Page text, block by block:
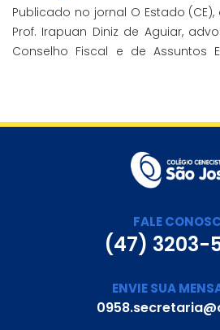
Publicado no jornal O Estado
Prof. Irapuan Diniz de Aguiar,
Conselho Fiscal e de Assuntos
FALE
(47) 3203-
ENVIE SUA